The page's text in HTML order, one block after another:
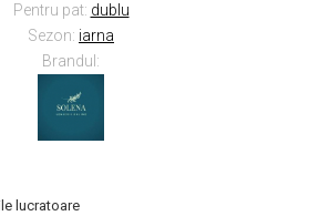
Pentru pat: dublu
Sezon: iarna
Brandul:
lucratoare